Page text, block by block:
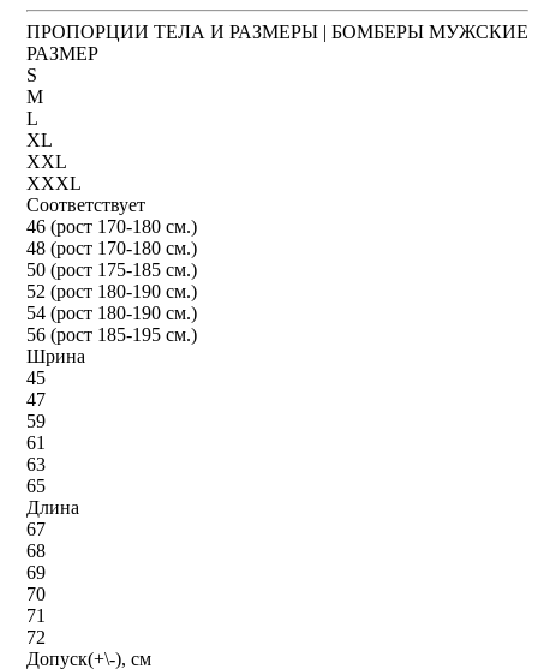
ПРОПОРЦИИ ТЕЛА И РАЗМЕРЫ | БОМБЕРЫ МУЖСКИЕ
РАЗМЕР
S
M
L
XL
XXL
XXXL
Соответствует
46 (рост 170-180 см.)
48 (рост 170-180 см.)
50 (рост 175-185 см.)
52 (рост 180-190 см.)
54 (рост 180-190 см.)
56 (рост 185-195 см.)
Шрина
45
47
59
61
63
65
Длина
67
68
69
70
71
72
Допуск(+\-), см